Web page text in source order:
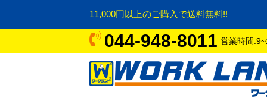
11,000円以上のご購入で送料無料!!
044-948-8011 営業時間